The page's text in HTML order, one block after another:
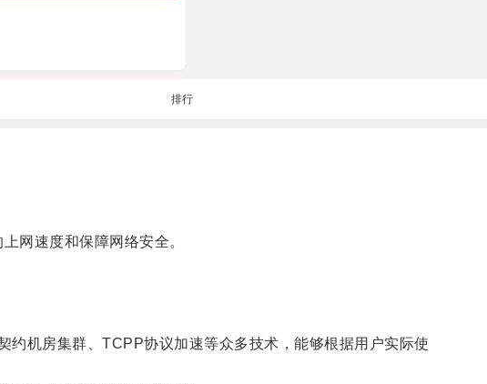
排行
网速度和保障网络安全。
机房集群、TCPP协议加速等众多技术，能够根据用户实际使